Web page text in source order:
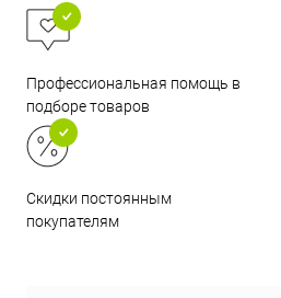
Профессиональная помощь в
подборе товаров
Скидки постоянным
покупателям